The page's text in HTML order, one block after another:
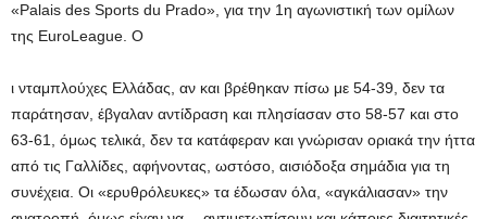
«Palais des Sports du Prado», για την 1η αγωνιστική των ομίλων
της EuroLeague . Ο
ι νταμπλούχες Ελλάδας, αν και βρέθηκαν πίσω με 54-39, δεν τα
παράτησαν, έβγαλαν αντίδραση και πλησίασαν στο 58-57 και στο
63-61, όμως τελικά, δεν τα κατάφεραν και γνώρισαν οριακά την ήττα
από τις Γαλλίδες, αφήνοντας, ωστόσο, αισιόδοξα σημάδια για τη
συνέχεια. Οι «ερυθρόλευκες» τα έδωσαν όλα, «αγκάλιασαν» την